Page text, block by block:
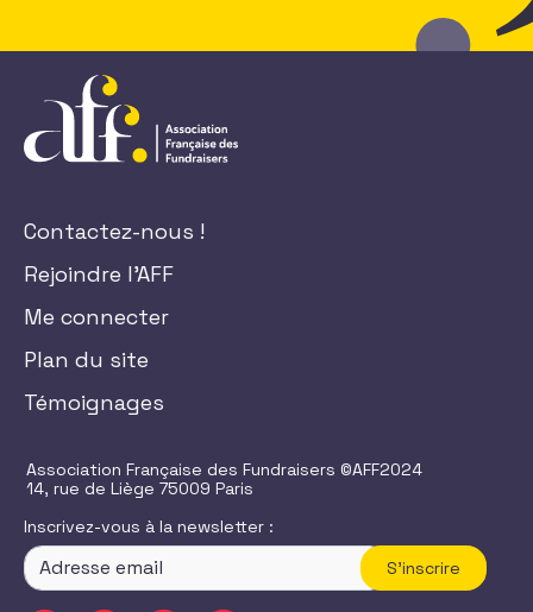
Contactez-nous !
Rejoindre l'AFF
Me connecter
Plan du site
Témoignages
Association Française des Fundraisers ©AFF2024
14, rue de Liège 75009 Paris
Inscrivez-vous à la newsletter :
S'inscrire